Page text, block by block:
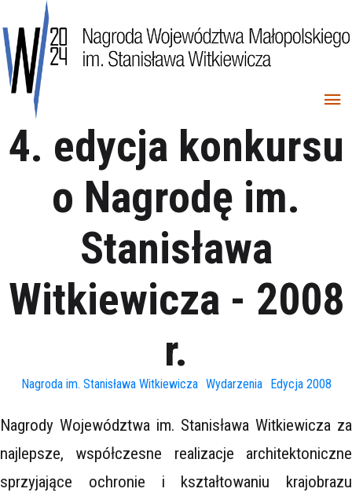
4. edycja konkursu
o Nagrodę im.
Stanisława
Witkiewicza - 2008
r.
Nagroda im. Stanisława Witkiewicza Wydarzenia Edycja 2008
Nagrody Województwa im. Stanisława Witkiewicza za
najlepsze, współczesne realizacje architektoniczne
sprzyjające ochronie i kształtowaniu krajobrazu